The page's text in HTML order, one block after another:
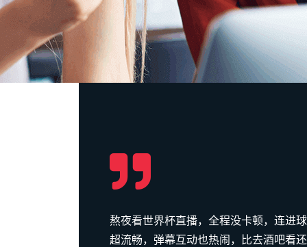
熬夜看世界杯直播，全程没卡顿，连进
超流畅，弹幕互动也热闹，比去酒吧看